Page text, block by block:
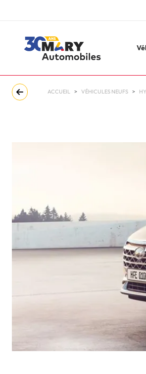
ACCUEIL VÉHICULES NEUFS